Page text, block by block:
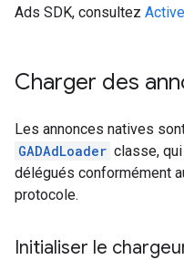
Ads SDK, consultez
Charger des
Les annonces natives
GADAdLoader classe,
délégués conformément
protocole.
Initialiser le